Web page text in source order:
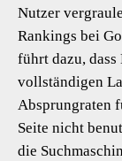
Nutzer
Rankings bei
führt dazu, dass
vollständigen
Absprungraten
Seite nicht
die